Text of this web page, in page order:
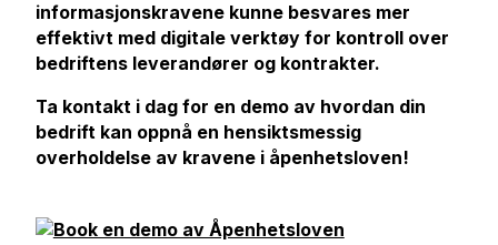
informasjonskravene kunne besvares mer
effektivt med digitale verktøy for kontroll over
bedriftens leverandører og kontrakter.
Ta kontakt i dag for en demo av hvordan din
bedrift kan oppnå en hensiktsmessig
overholdelse av kravene i åpenhetsloven!